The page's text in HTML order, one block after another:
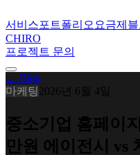
서비스포트폴리오 요금제
CHIRO
프로젝트 문의
← Blog
마케팅 2026년 6월 4일
중소기업 홈페이
만원 에이전시 vs